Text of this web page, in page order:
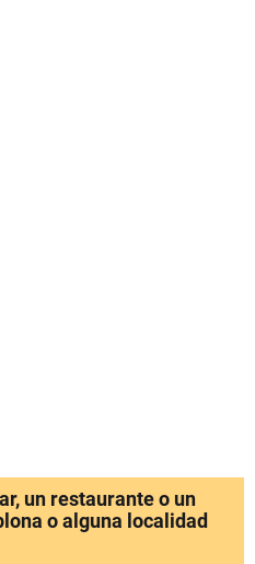
un restaurante o un
o alguna localidad